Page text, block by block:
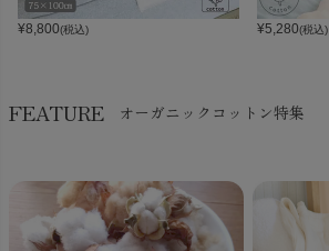
¥8,800(税込) ¥5,280(税込)
FEATURE オーガニックコットン特集